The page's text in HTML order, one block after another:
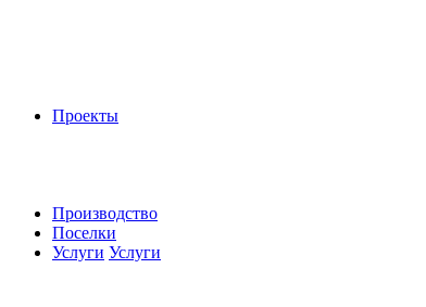
Проекты
Производство
Поселки
Услуги Услуги